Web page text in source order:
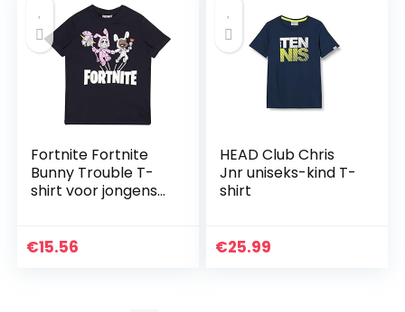
Fortnite Fortnite
Bunny Trouble T-
shirt voor jongens
€15.56
HEAD Club Chris
Jnr uniseks-kind T-
shirt
€25.99